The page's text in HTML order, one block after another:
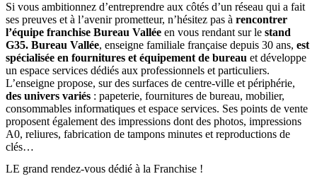
Si vous ambitionnez d’entreprendre aux côtés d’un réseau qui a fait
ses preuves et à l’avenir prometteur, n’hésitez pas à rencontrer
l’équipe franchise Bureau Vallée en vous rendant sur le stand
G35. Bureau Vallée, enseigne familiale française depuis 30 ans, est
spécialisée en fournitures et équipement de bureau et développe
un espace services dédiés aux professionnels et particuliers.
L’enseigne propose, sur des surfaces de centre-ville et périphérie,
des univers variés : papeterie, fournitures de bureau, mobilier,
consommables informatiques et espace services. Ses points de vente
proposent également des impressions dont des photos, impressions
A0, reliures, fabrication de tampons minutes et reproductions de
clés…
LE grand rendez-vous dédié à la Franchise !